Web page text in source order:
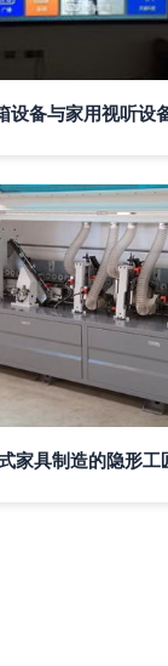
设备与家用视听设